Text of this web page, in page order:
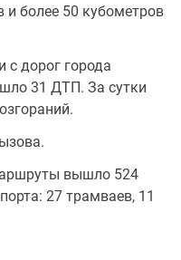
более 50 кубометров
с дорог города
31 ДТП. За сутки
вышло 524
27 трамваев, 11